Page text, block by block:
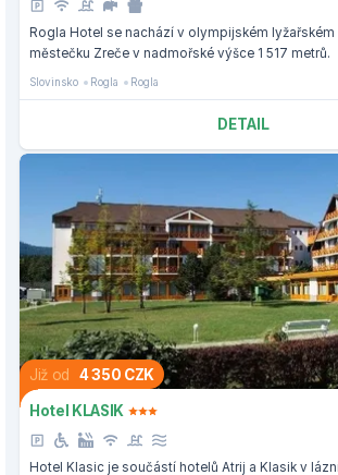
Rogla Hotel se nachází v olympijském
městečku Zreče v nadmořské výšce 1 517 metrů.
Slovinsko Rogla Rogla
DETAIL
Již od 4 350 CZK
Hotel KLASIK
Hotel Klasic je součástí hotelů Atrij a Klasik v